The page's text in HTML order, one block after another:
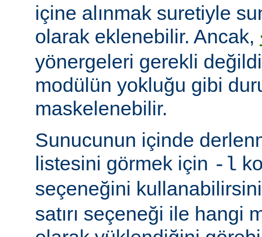
içine alınmak suretiyle
olarak eklenebilir. Ancak,
yönergeleri gerekli
modülün yokluğu gibi
maskelenebilir.
Sunucunun içinde
listesini görmek için -l
seçeneğini
satırı seçeneği ile hangi